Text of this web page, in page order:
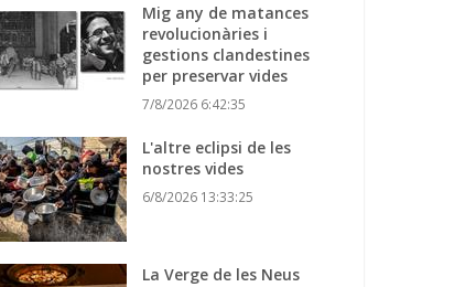
Mig any de matances
revolucionàries i
gestions clandestines
per preservar vides
7/8/2026 6:42:35
L'altre eclipsi de les
nostres vides
6/8/2026 13:33:25
La Verge de les Neus